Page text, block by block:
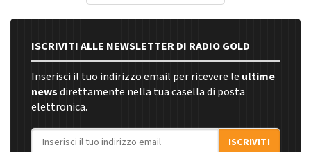
ISCRIVITI ALLE NEWSLETTER DI RADIO GOLD
Inserisci il tuo indirizzo email per ricevere le ultime
newsdirettamente nella tua casella di posta
elettronica.
Indirizzo email
ISCRIVITI